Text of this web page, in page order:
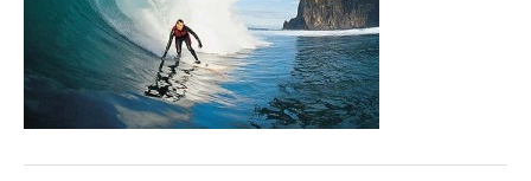
Blog dedicado a los que viven, estudian y trabajan en